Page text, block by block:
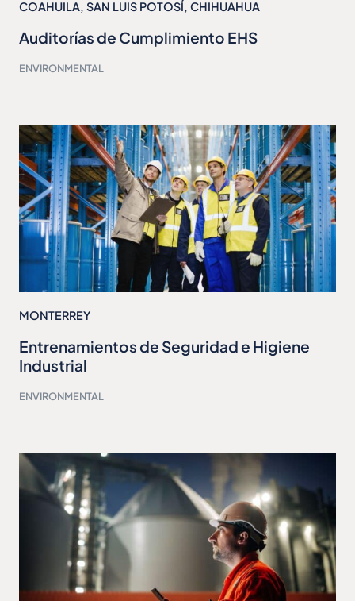
COAHUILA, SAN LUIS POTOSÍ, CHIHUAHUA
Auditorías de Cumplimiento EHS
ENVIRONMENTAL
MONTERREY
Entrenamientos de Seguridad e Higiene
Industrial
ENVIRONMENTAL